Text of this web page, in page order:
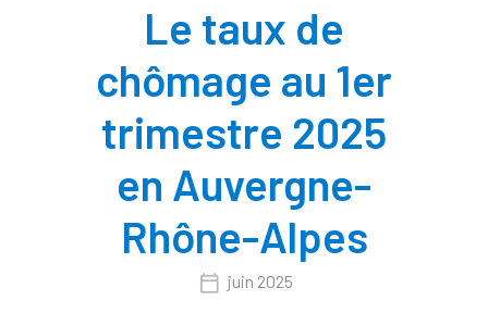
Le taux de
chômage au 1er
trimestre 2025
en Auvergne-
Rhône-Alpes
juin 2025